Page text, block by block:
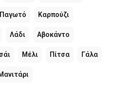
Παγωτό Καρπούζι
Λάδι Αβοκάντο
Μέλι Πίτσα Γάλα